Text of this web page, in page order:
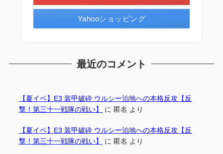
Yahooショッピング
最近のコメント
【夏イベ】E3 装甲破砕 ウルシー泊地への本格反攻【反
撃！第三十一戦隊の戦い】
に 匿名 より
【夏イベ】E3 装甲破砕 ウルシー泊地への本格反攻【反
撃！第三十一戦隊の戦い】
に 匿名 より